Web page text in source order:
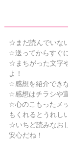
☆まだ読んでいな
☆送ってからすぐ
☆まちがった文字
よ！
☆感想を紹介でき
☆感想はチラシや
☆心のこもったメ
もくれるとうれし
☆いちど読みなお
安心だね！